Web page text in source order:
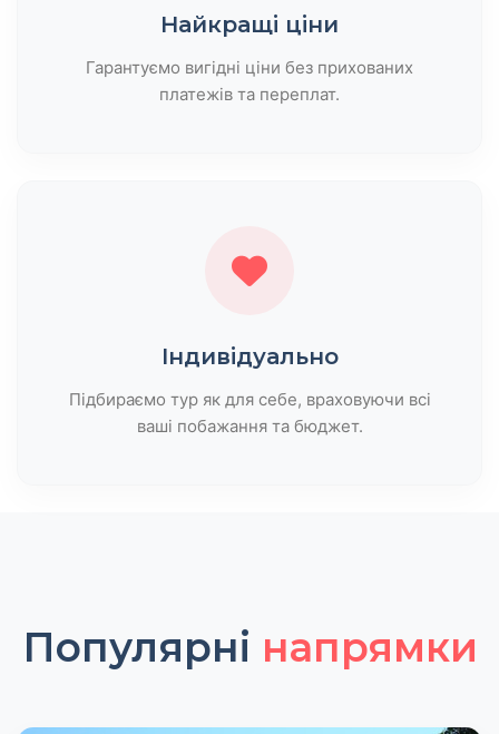
Найкращі ціни
Гарантуємо вигідні ціни без прихованих
платежів та переплат.
Індивідуально
Підбираємо тур як для себе, враховуючи всі
ваші побажання та бюджет.
Популярні напрямки